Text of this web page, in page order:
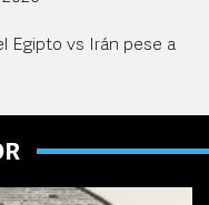
Egipto vs Irán pese a